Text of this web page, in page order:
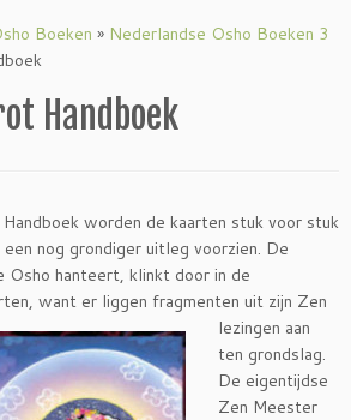
Boeken » Nederlandse Osho Boeken 3
Handboek
worden de kaarten stuk voor stuk
nog grondiger uitleg voorzien. De
Osho hanteert, klinkt door in de
want er liggen fragmenten uit zijn Zen
lezingen aan
ten grondslag.
De eigentijdse
Zen Meester